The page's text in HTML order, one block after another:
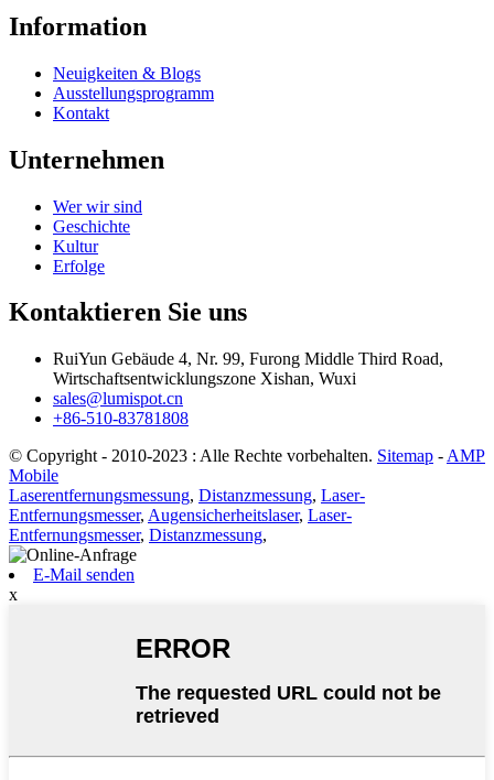
Information
Neuigkeiten & Blogs
Ausstellungsprogramm
Kontakt
Unternehmen
Wer wir sind
Geschichte
Kultur
Erfolge
Kontaktieren Sie uns
RuiYun Gebäude 4, Nr. 99, Furong Middle Third Road,
Wirtschaftsentwicklungszone Xishan, Wuxi
sales@lumispot.cn
+86-510-83781808
© Copyright - 2010-2023 : Alle Rechte vorbehalten. Sitemap - AMP
Mobile
Laserentfernungsmessung, Distanzmessung, Laser-
Entfernungsmesser, Augensicherheitslaser, Laser-
Entfernungsmesser, Distanzmessung,
E-Mail senden
x